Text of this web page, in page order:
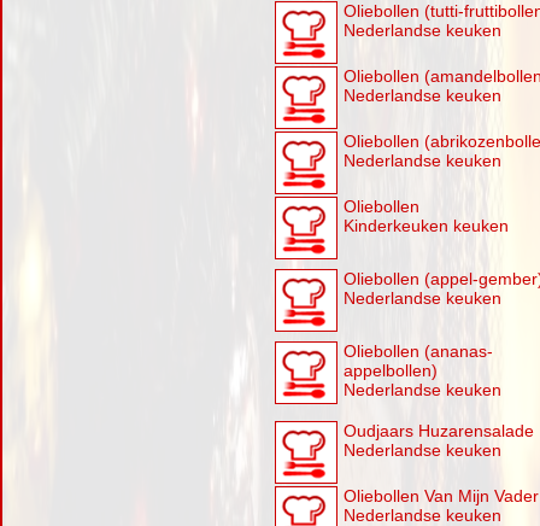
Oliebollen (tutti-
Nederlandse keuken
Oliebollen
Nederlandse keuken
Oliebollen
Nederlandse keuken
Oliebollen
Kinderkeuken keuken
Oliebollen (appel-
Nederlandse keuken
Oliebollen (ananas-
appelbollen)
Nederlandse keuken
Oudjaars Huzarensalade
Nederlandse keuken
Oliebollen Van Mijn Vader
Nederlandse keuken